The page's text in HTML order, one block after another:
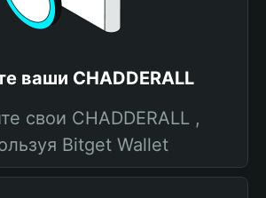
ваши CHADDERALL
свои CHADDERALL ,
Bitget Wallet